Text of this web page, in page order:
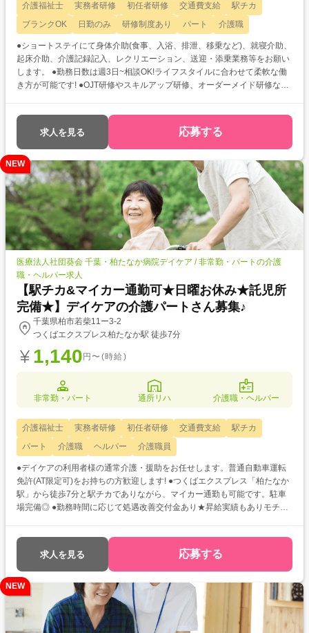
介護福祉士 実務者研修 初任者研修 交通費支給
駅チカ
ブランクOK
日勤のみ 研修制度あり パート 介護職
●ショートステイにて身体介助(食事、入浴、排泄、移乗など)、就寝介助、
起床介助、介護記録記入、レクリエーション、送迎・添乗業務等をお願い
します。 ●勤務日数は週3日~相談OK!ライフスタイルに合わせて柔軟な働
き方が可能です! ●OJT研修やスキルアップ研修、オーダーメイド研修など
求人を見る 応募する
NEW
医療法人社団葵会 千葉・柏たなか病院デイケア / 非常勤・パートの介護
職・ヘルパー求人
【駅チカ&マイカー通勤可★日曜お休み★託児所
完備★】デイケアの介護パートさん募集♪
千葉県柏市若柴11ー3-2
つくばエクスプレス柏たなか駅 徒歩7分
1,140 円〜(時給)
非常勤・パート 通所リハ 介護職・ヘルパー
介護福祉士 実務者研修 初任者研修 交通費支給
駅チカ
パート
介護職 ヘルパー 介護職員
●デイケアの利用者様の通常介護・援助をお任せします。普通自動車運転
免許(AT限定可)をお持ちの方歓迎します! ●つくばエクスプレス「柏たなか
駅」から徒歩7分と駅チカでありながら、マイカー通勤も可能です。駐車
場完備◎ ●勤務時間に応じて処遇改善交付金あり★昇給実績もありモチベ
求人を見る 応募する
NEW